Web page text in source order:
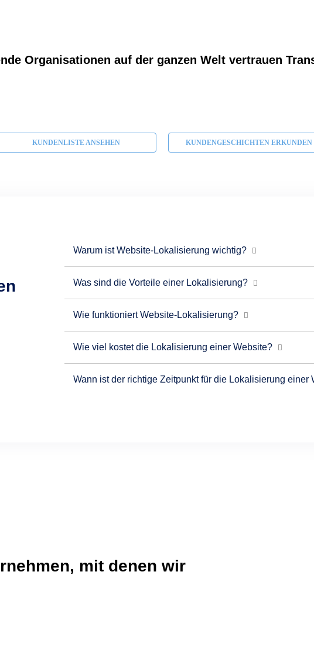
Organisationen auf der ganzen Welt vertrauen
KUNDENLISTE ANSEHEN KUNDENGESCHICHTEN ERKUNDEN
Warum ist Website-Lokalisierung wichtig?
Was sind die Vorteile einer Lokalisierung?
Wie funktioniert Website-Lokalisierung?
Wie viel kostet die Lokalisierung einer Website?
Wann ist der richtige Zeitpunkt für die Lokalisierung einer
mit denen wir